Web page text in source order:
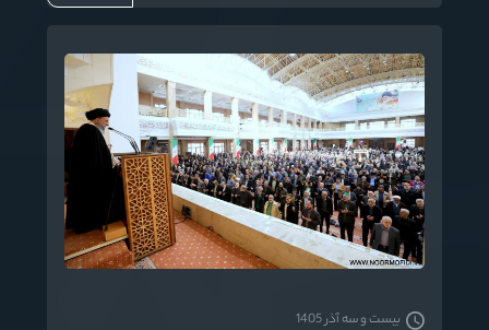
بیست و سه آذر 1405